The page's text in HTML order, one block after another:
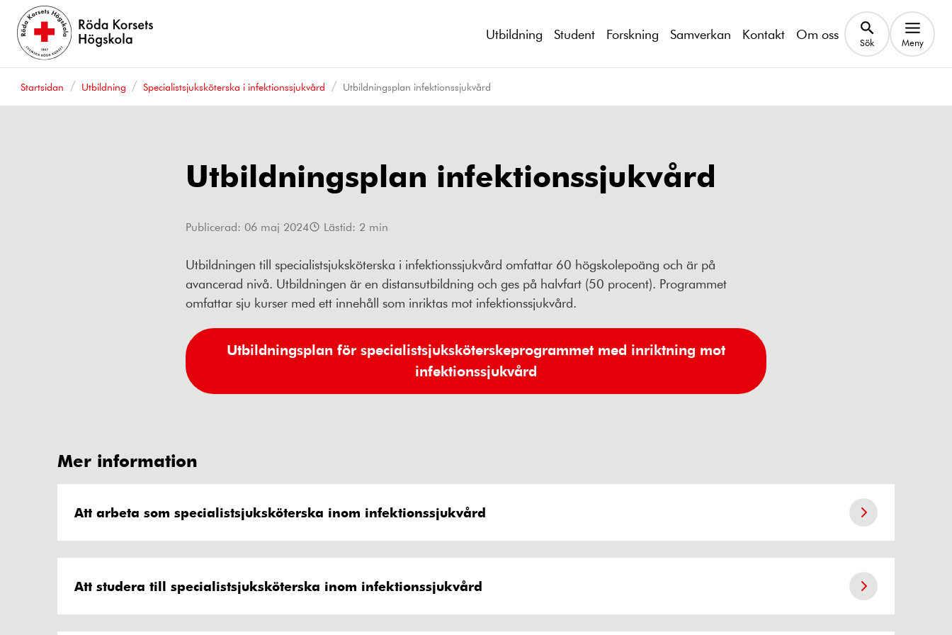
Utbildning Student Forskning Samverkan Kontakt Om oss Sök Meny
Startsidan Utbildning Specialistsjuksköterska i infektionssjukvård Utbildningsplan infektionssjukvård
Utbildningsplan infektionssjukvård
Publicerad: 06 maj 2024 Lästid: 2 min
Utbildningen till specialistsjuksköterska i infektionssjukvård omfattar 60 högskolepoäng och är på
avancerad nivå. Utbildningen är en distansutbildning och ges på halvfart (50 procent). Programmet
omfattar sju kurser med ett innehåll som inriktas mot infektionssjukvård.
Utbildningsplan för specialistsjuksköterskeprogrammet med inriktning mot
infektionssjukvård
Mer information
Att arbeta som specialistsjuksköterska inom infektionssjukvård
Att studera till specialistsjuksköterska inom infektionssjukvård